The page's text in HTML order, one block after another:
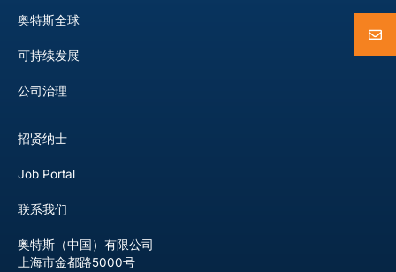
奥特斯全球
可持续发展
公司治理
招贤纳士
Job Portal
联系我们
奥特斯（中国）有限公司
上海市金都路5000号